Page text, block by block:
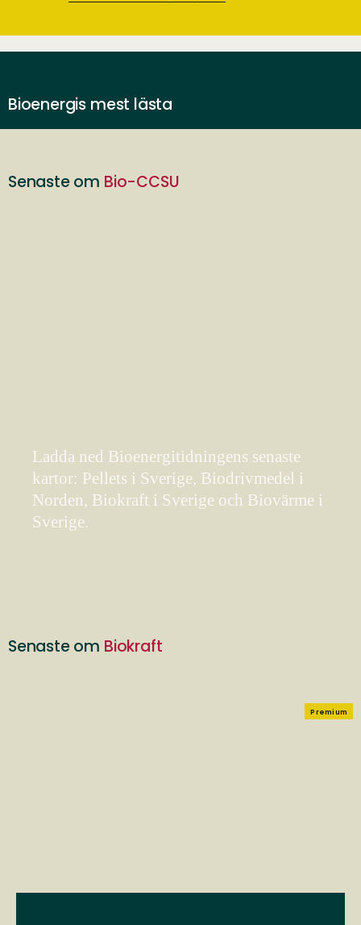
Bioenergis mest lästa
Senaste om Bio-CCSU
Ladda ned Bioenergitidningens senaste
kartor: Pellets i Sverige, Biodrivmedel i
Norden, Biokraft i Sverige och Biovärme i
Sverige.
Senaste om Biokraft
Premium